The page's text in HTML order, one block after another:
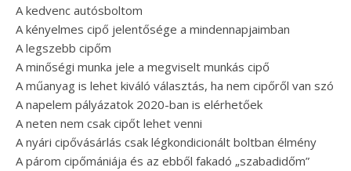
A kedvenc autósboltom
A kényelmes cipő jelentősége a mindennapjaimban
A legszebb cipőm
A minőségi munka jele a megviselt munkás cipő
A műanyag is lehet kiváló választás, ha nem cipőről van szó
A napelem pályázatok 2020-ban is elérhetőek
A neten nem csak cipőt lehet venni
A nyári cipővásárlás csak légkondicionált boltban élmény
A párom cipőmániája és az ebből fakadó „szabadidőm”